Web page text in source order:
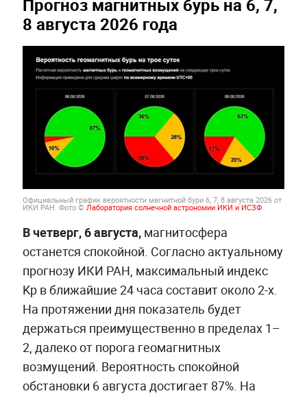
Прогноз магнитных бурь на 6, 7,
8 августа 2026 года
Официальный график вероятности магнитной бури 6, 7, 8 августа 2026 от
ИКИ РАН. Фото © Лаборатория солнечной астрономии ИКИ и ИСЗФ
В четверг, 6 августа,магнитосфера
останется спокойной. Согласно актуальному
прогнозу ИКИ РАН, максимальный индекс
Kp в ближайшие 24 часа составит около 2-х.
На протяжении дня показатель будет
держаться преимущественно в пределах 1–
2, далеко от порога геомагнитных
возмущений. Вероятность спокойной
обстановки 6 августа достигает 87%. На